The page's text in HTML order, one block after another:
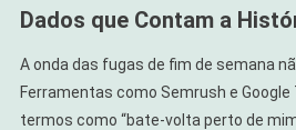
Dados que Contam a
A onda das fugas de fim de semana
Ferramentas como Semrush e
termos como “bate-volta perto de